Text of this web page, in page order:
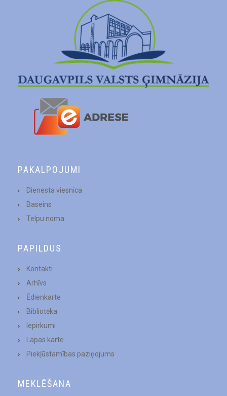
PAKALPOJUMI
Dienesta viesnīca
Baseins
Telpu noma
PAPILDUS
Kontakti
Arhīvs
Ēdienkarte
Bibliotēka
Iepirkumi
Lapas karte
Piekļūstamības paziņojums
MEKLĒŠANA